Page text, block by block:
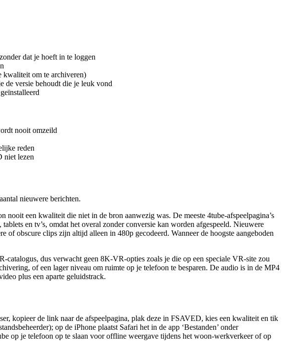
dat je hoeft in te loggen
kwaliteit om te archiveren)
de versie behoudt die je leuk vond
nooit omzeild
reden
niet lezen
nieuwere berichten.
een kwaliteit die niet in de bron aanwezig was. De meeste 4tube-afspeelpagina’s
en tv’s, omdat het overal zonder conversie kan worden afgespeeld. Nieuwere
of obscure clips zijn altijd alleen in 480p gecodeerd. Wanneer de hoogste aangeboden
catalogus, dus verwacht geen 8K-VR-opties zoals je die op een speciale VR-site zou
of een lager niveau om ruimte op je telefoon te besparen. De audio is in de MP4
plus een aparte geluidstrack.
kopieer de link naar de afspeelpagina, plak deze in FSAVED, kies een kwaliteit en tik
op de iPhone plaatst Safari het in de app ‘Bestanden’ onder
op je telefoon op te slaan voor offline weergave tijdens het woon-werkverkeer of op